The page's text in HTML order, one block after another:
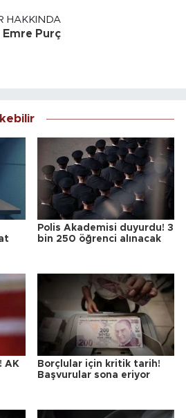
HAKKINDA
Emre Purç
Polis Akademisi duyurdu! 3
bin 250 öğrenci alınacak
AK
Borçlular için kritik tarih!
Başvurular sona eriyor